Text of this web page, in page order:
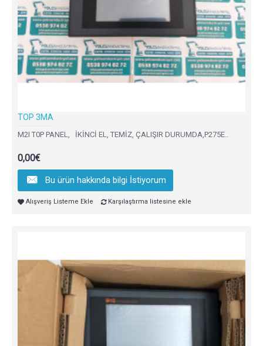
TOP 3MA
M2I T0P PANEL, İKİNCİ EL, TEMİZ, ÇALIŞIR DURUMDA,P275E..
0,00€
Bu ürün hakkında bilgi İstiyorum
Alışveriş Listeme Ekle Karşılaştırma listesine ekle